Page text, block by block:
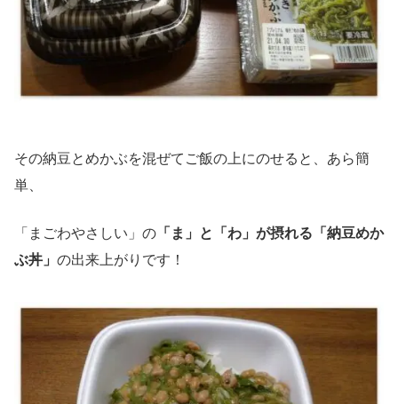
その納豆とめかぶを混ぜてご飯の上にのせると、あら簡
単、
「まごわやさしい」の 「ま」と「わ」が摂れる「納豆めか
ぶ丼」 の出来上がりです！